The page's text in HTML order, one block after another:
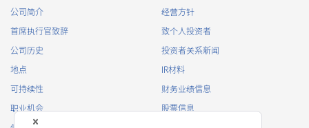
公司简介
首席执行官致辞
公司历史
地点
可持续性
职业机会
经营方针
致个人投资者
投资者关系新闻
IR材料
财务业绩信息
股票信息